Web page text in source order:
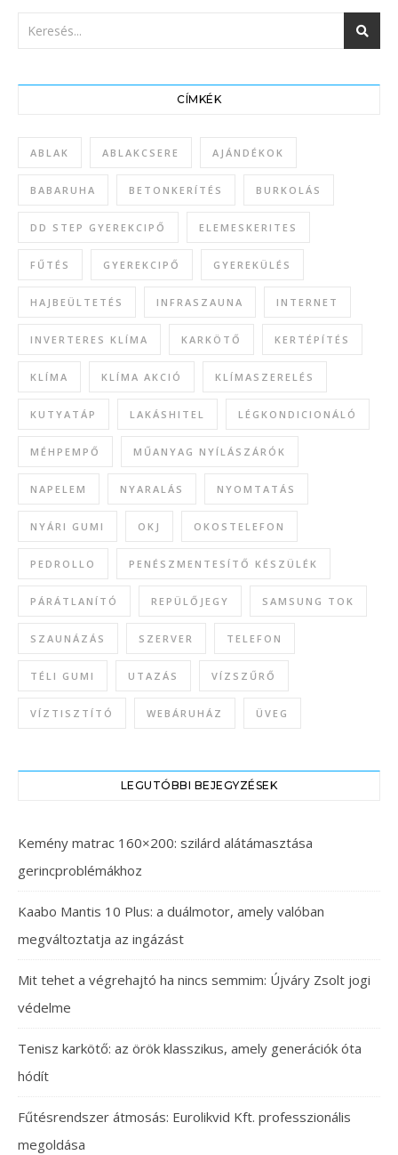
CÍMKÉK
ABLAK ABLAKCSERE AJÁNDÉKOK
BABARUHA BETONKERÍTÉS BURKOLÁS
DD STEP GYEREKCIPŐ ELEMESKERITES
FŰTÉS GYEREKCIPŐ GYEREKÜLÉS
HAJBEÜLTETÉS INFRASZAUNA INTERNET
INVERTERES KLÍMA KARKÖTŐ KERTÉPÍTÉS
KLÍMA KLÍMA AKCIÓ KLÍMASZERELÉS
KUTYATÁP LAKÁSHITEL LÉGKONDICIONÁLÓ
MÉHPEMPŐ MŰANYAG NYÍLÁSZÁRÓK
NAPELEM NYARALÁS NYOMTATÁS
NYÁRI GUMI OKJ OKOSTELEFON
PEDROLLO PENÉSZMENTESÍTŐ KÉSZÜLÉK
PÁRÁTLANÍTÓ REPÜLŐJEGY SAMSUNG TOK
SZAUNÁZÁS SZERVER TELEFON
TÉLI GUMI UTAZÁS VÍZSZŰRŐ
VÍZTISZTÍTÓ WEBÁRUHÁZ ÜVEG
LEGUTÓBBI BEJEGYZÉSEK
Kemény matrac 160×200: szilárd alátámasztása
gerincproblémákhoz
Kaabo Mantis 10 Plus: a duálmotor, amely valóban
megváltoztatja az ingázást
Mit tehet a végrehajtó ha nincs semmim: Újváry Zsolt jogi
védelme
Tenisz karkötő: az örök klasszikus, amely generációk óta
hódít
Fűtésrendszer átmosás: Eurolikvid Kft. professzionális
megoldása